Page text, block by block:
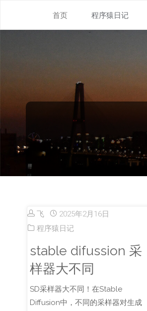
的
跳
首页 程序猿日记
飞
2025年2月16日
程序猿日记
stable difussion 采
样器大不同
SD采样器大不同！在Stable
Diffusion中，不同的采样器对生成